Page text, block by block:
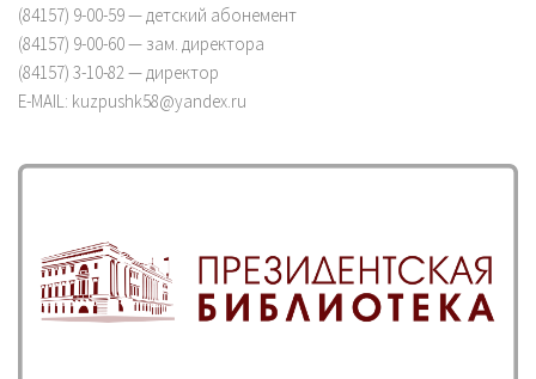
(84157) 9-00-59 — детский абонемент
(84157) 9-00-60 — зам. директора
(84157) 3-10-82 — директор
E-MAIL: kuzpushk58@yandex.ru